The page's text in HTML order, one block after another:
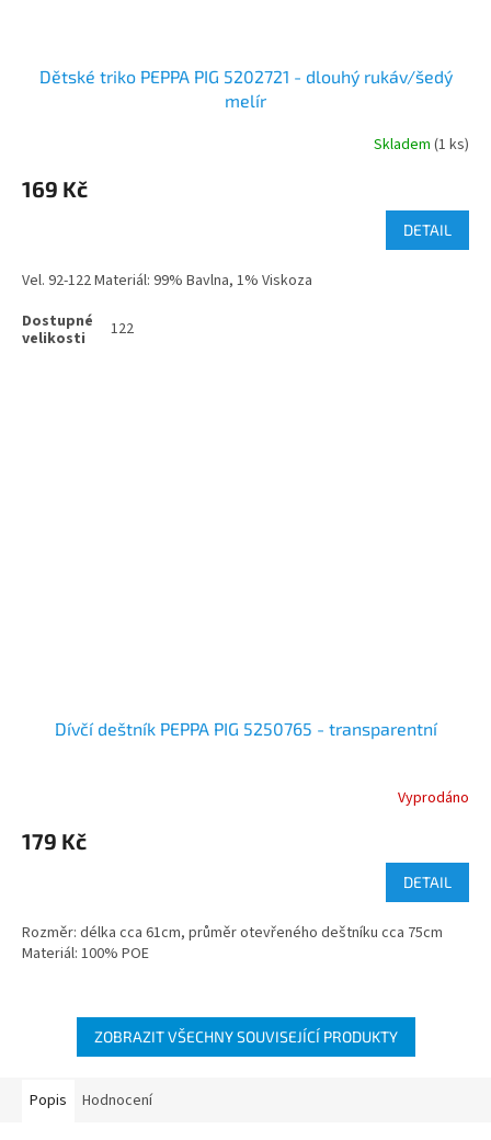
Dětské triko PEPPA PIG 5202721 - dlouhý rukáv/šedý
melír
Skladem (1 ks)
169 Kč
DETAIL
Vel. 92-122 Materiál: 99% Bavlna, 1% Viskoza
122
Dívčí deštník PEPPA PIG 5250765 - transparentní
Vyprodáno
179 Kč
DETAIL
Rozměr: délka cca 61cm, průměr otevřeného deštníku cca 75cm
Materiál: 100% POE
ZOBRAZIT VŠECHNY SOUVISEJÍCÍ PRODUKTY
Popis Hodnocení